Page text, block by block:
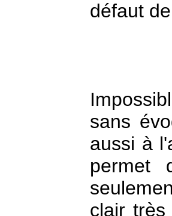
sans
aussi à
permet
clair très